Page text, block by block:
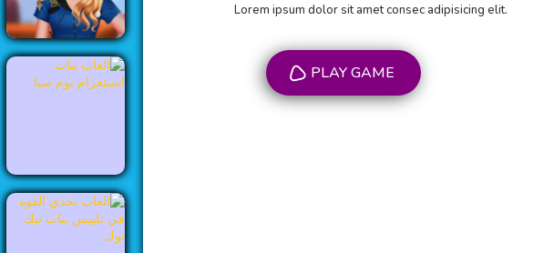
Lorem ipsum dolor sit amet consec adipisicing elit.
PLAY GAME